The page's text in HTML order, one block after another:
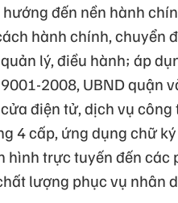
đến nền hành
hành chính, chuyển
lý, điều hành; áp
2008, UBND quận
điện tử, dịch vụ
4 cấp, ứng dụng chữ
hình trực tuyến đến
lượng phục vụ nhân